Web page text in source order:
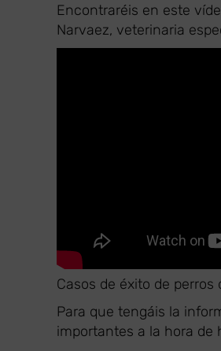
Encontraréis en este
Narvaez, veterinaria
Casos de éxito de
Para que tengáis la
importantes a la hora de